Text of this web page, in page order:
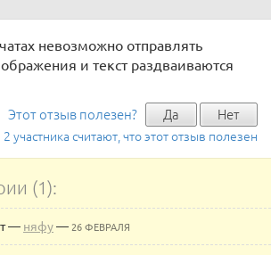
невозможно отправлять
и текст раздваиваются
Этот отзыв полезен? Да Нет
2 участника считают, что этот отзыв полезен
(1):
— няфу— 26 ФЕВРАЛЯ